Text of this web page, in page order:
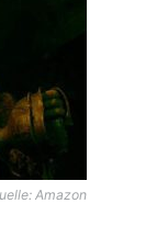
Amazon